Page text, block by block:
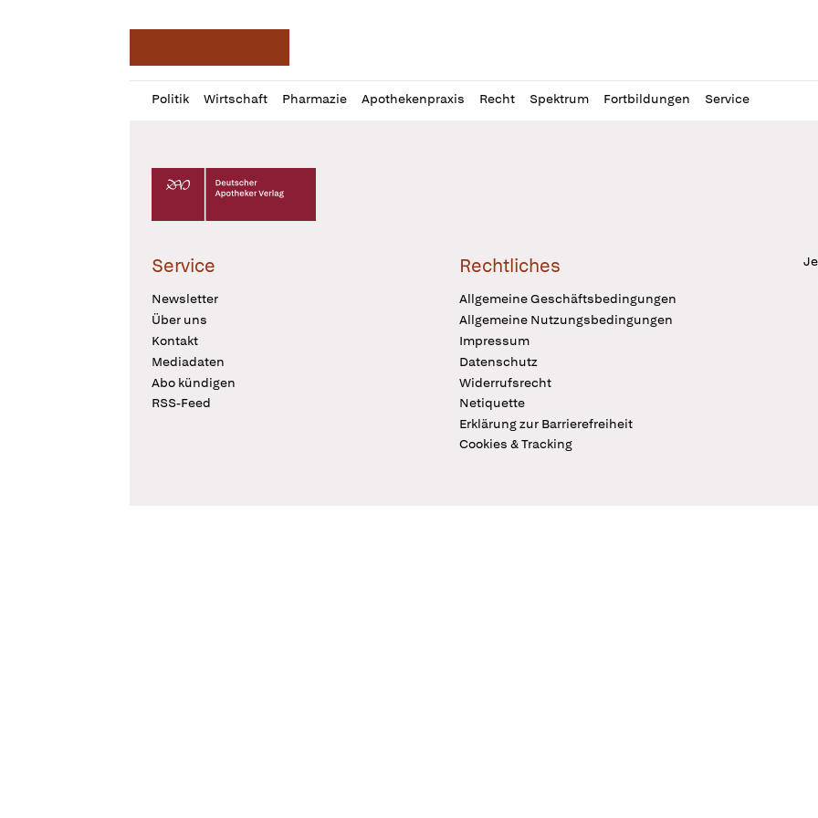
Politik Wirtschaft Pharmazie Apothekenpraxis Recht Spektrum Fortbildungen Service
Profil
öffnen
Daz
Pur
Deutscher Apotheker Verlag Logo
Service
Newsletter
Über uns
Kontakt
Mediadaten
Abo kündigen
RSS-Feed
Rechtliches
Allgemeine Geschäftsbedingungen
Allgemeine Nutzungsbedingungen
Impressum
Datenschutz
Widerrufsrecht
Netiquette
Erklärung zur Barrierefreiheit
Cookies & Tracking